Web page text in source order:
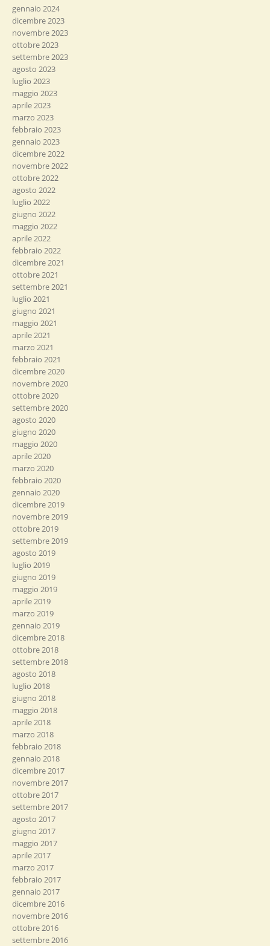
gennaio 2024
dicembre 2023
novembre 2023
ottobre 2023
settembre 2023
agosto 2023
luglio 2023
maggio 2023
aprile 2023
marzo 2023
febbraio 2023
gennaio 2023
dicembre 2022
novembre 2022
ottobre 2022
agosto 2022
luglio 2022
giugno 2022
maggio 2022
aprile 2022
febbraio 2022
dicembre 2021
ottobre 2021
settembre 2021
luglio 2021
giugno 2021
maggio 2021
aprile 2021
marzo 2021
febbraio 2021
dicembre 2020
novembre 2020
ottobre 2020
settembre 2020
agosto 2020
giugno 2020
maggio 2020
aprile 2020
marzo 2020
febbraio 2020
gennaio 2020
dicembre 2019
novembre 2019
ottobre 2019
settembre 2019
agosto 2019
luglio 2019
giugno 2019
maggio 2019
aprile 2019
marzo 2019
gennaio 2019
dicembre 2018
ottobre 2018
settembre 2018
agosto 2018
luglio 2018
giugno 2018
maggio 2018
aprile 2018
marzo 2018
febbraio 2018
gennaio 2018
dicembre 2017
novembre 2017
ottobre 2017
settembre 2017
agosto 2017
giugno 2017
maggio 2017
aprile 2017
marzo 2017
febbraio 2017
gennaio 2017
dicembre 2016
novembre 2016
ottobre 2016
settembre 2016